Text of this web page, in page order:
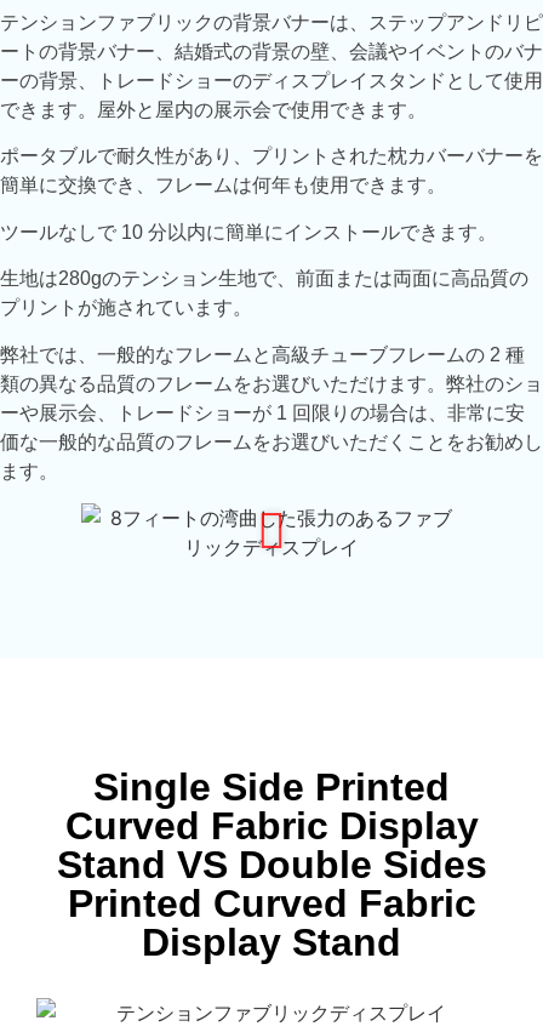
テンションファブリックの背景バナーは、ステップアンドリピ
ートの背景バナー、結婚式の背景の壁、会議やイベントのバナ
ーの背景、トレードショーのディスプレイスタンドとして使用
できます。屋外と屋内の展示会で使用できます。
ポータブルで耐久性があり、プリントされた枕カバーバナーを
簡単に交換でき、フレームは何年も使用できます。
ツールなしで 10 分以内に簡単にインストールできます。
生地は280gのテンション生地で、前面または両面に高品質の
プリントが施されています。
弊社では、一般的なフレームと高級チューブフレームの 2 種
類の異なる品質のフレームをお選びいただけます。弊社のショ
ーや展示会、トレードショーが 1 回限りの場合は、非常に安
価な一般的な品質のフレームをお選びいただくことをお勧めし
ます。
Single Side Printed
Curved Fabric Display
Stand VS Double Sides
Printed Curved Fabric
Display Stand